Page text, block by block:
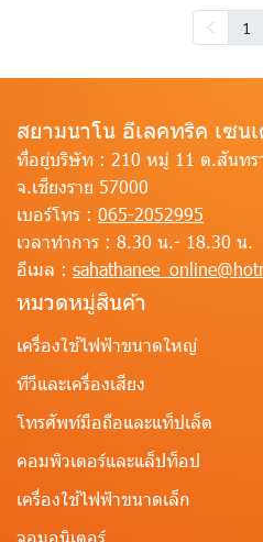
1
สยามนาโน อีเลคทริค เซน
ที่อยู่บริษัท : 210 หมู่ 11 ต.สันทร
จ.เชียงราย 57000
เบอร์โทร : 065-2052995
เวลาทำการ : 8.30 น.- 18.30 น.
อีเมล :
หมวดหมู่สินค้า
เครื่องใช้ไฟฟ้าขนาดใหญ่
ทีวีและเครื่องเสียง
โทรศัพท์มือถือและแท็ปเล็ต
คอมพิวเตอร์และแล็ปท็อป
เครื่องใช้ไฟฟ้าขนาดเล็ก
จอมอนิเตอร์